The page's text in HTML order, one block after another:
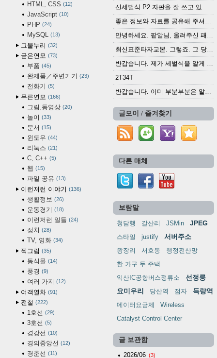
HTML, CSS 12
JavaScript 10
PHP 24
MySQL 13
그물누리 32
굳은연모 73
부품 45
완제품／주변기기 23
전화기 5
무른연모 166
그림,동영상 20
놀이 33
문서 15
윈도우 44
리눅스 21
C, C++ 5
웹 15
파일 공유 13
이런저런 이야기 136
생활정보 26
운동경기 18
이런저런 일들 24
정치 28
TV, 영화 34
찍그림 35
동식물 14
풍경 9
여러 가지 12
여객열차 91
전철 222
1호선 29
3호선 5
경강선 10
경의중앙선 12
경춘선 11
신세벌식 P2 자판을 잘 쓰고 있습니다. 쓰기 편리...
좋은 정보와 자료를 공유해 주셔서 고맙습니다....
안녕하세요. 팥알님, 올려주신 패치 여러모로 감사...
최신표준타자교본. 그렇죠. 그 당시에 최신 표준...
반갑습니다. 제가 세벌식을 알게 되어 세벌식 써...
2T34T
반갑습니다. 이미 부분부분은 알려진 정보들이...
글모이 / 즐겨찾기
다른 매체
보람말
청담행 갈산리 JSMin JPEG
스타일 justify 서버주소
왕장리 서호동
행정전산망
한 가구 두 주택
익산IC공항버스정류소
선정릉
요미우리
당산역 점자 득량역
데이터요금제
Wireless
Catalyst Control Center
글 보관함
2026/06 (3)